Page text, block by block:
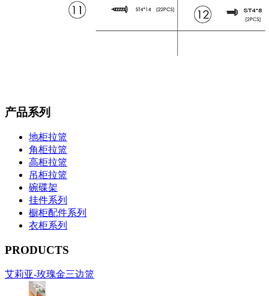
产品系列
地柜拉篮
角柜拉篮
高柜拉篮
吊柜拉篮
碗碟架
挂件系列
橱柜配件系列
衣柜系列
PRODUCTS
艾莉亚-玫瑰金三边篮